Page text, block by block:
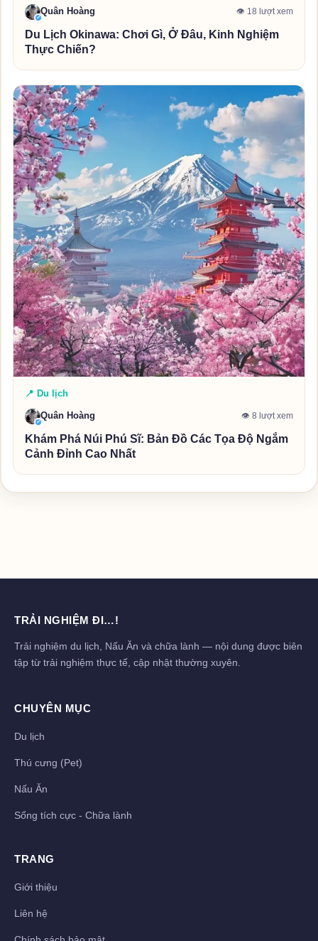
✓
Quân Hoàng 👁 18 lượt xem
Du Lịch Okinawa: Chơi Gì, Ở Đâu, Kinh Nghiệm
Thực Chiến?
📍 Du lịch
✓
Quân Hoàng 👁 8 lượt xem
Khám Phá Núi Phú Sĩ: Bản Đồ Các Tọa Độ Ngắm
Cảnh Đỉnh Cao Nhất
TRẢI NGHIỆM ĐI…!
Trải nghiệm du lịch, Nấu Ăn và chữa lành — nội dung được biên
tập từ trải nghiệm thực tế, cập nhật thường xuyên.
CHUYÊN MỤC
Du lịch
Thú cưng (Pet)
Nấu Ăn
Sống tích cực - Chữa lành
TRANG
Giới thiệu
Liên hệ